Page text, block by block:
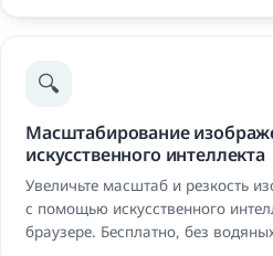
🔍
Масштабирование
искусственного интеллекта
Увеличьте масштаб и резкость
с помощью искусственного
браузере. Бесплатно, без